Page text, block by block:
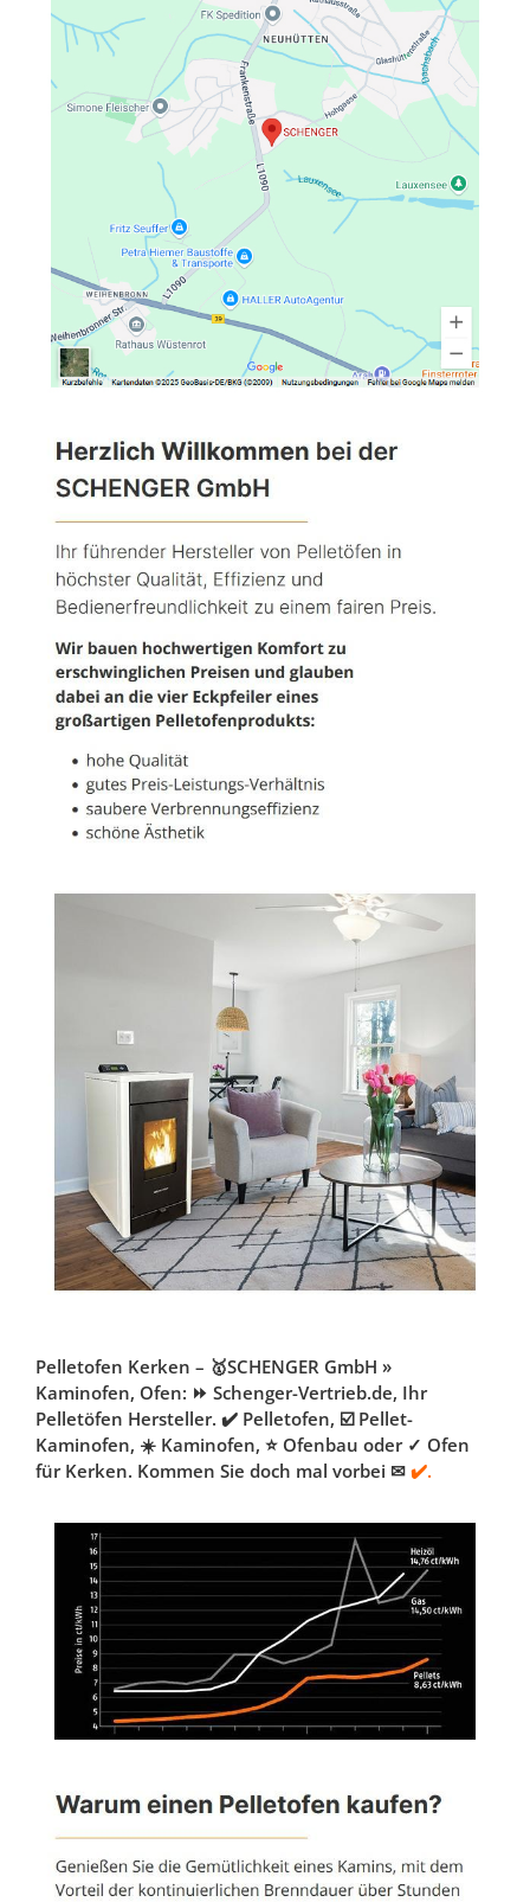
Pelletofen Kerken – 🥇SCHENGER GmbH »
Kaminofen, Ofen: ⏩ Schenger-Vertrieb.de, Ihr
Pelletöfen Hersteller. ✔️ Pelletofen, ☑️ Pellet-
Kaminofen, ☀️ Kaminofen, ⭐ Ofenbau oder ✓ Ofen
für Kerken. Kommen Sie doch mal vorbei ✉ ✔️.